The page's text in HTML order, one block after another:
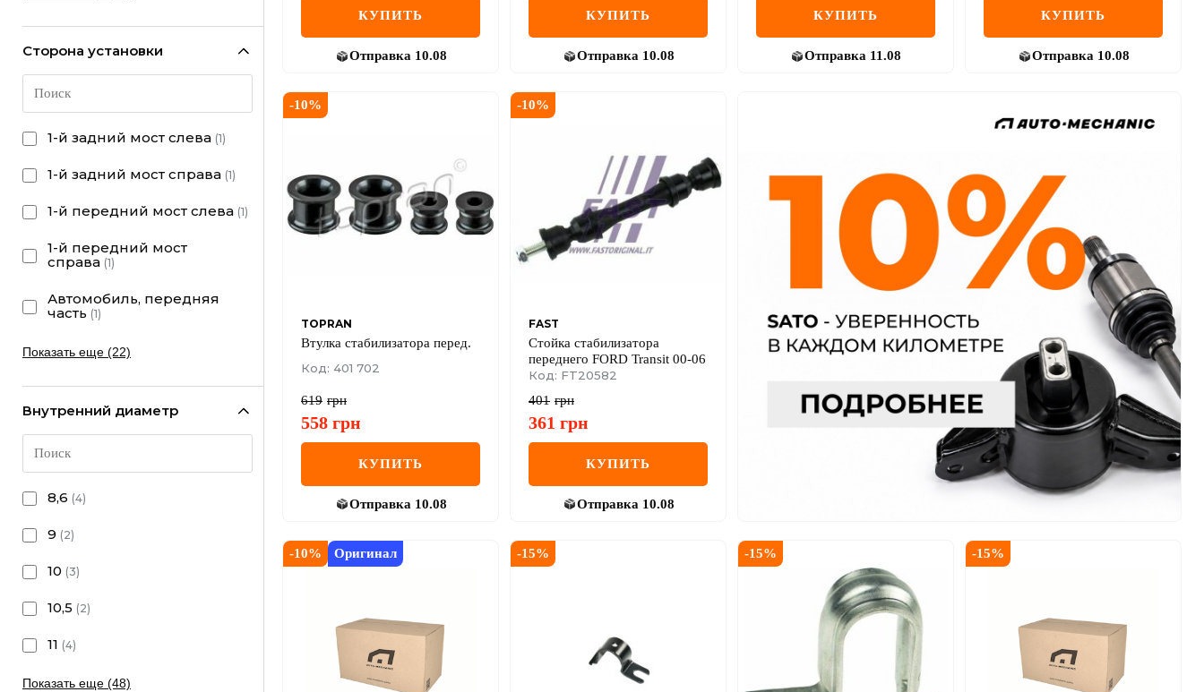
Сторона установки
1-й задний мост слева (1)
1-й задний мост справа (1)
1-й передний мост слева (1)
1-й передний мост
справа (1)
Автомобиль, передняя
часть (1)
Показать еще (22)
Внутренний диаметр
8,6 (4)
9 (2)
10 (3)
10,5 (2)
11 (4)
Показать еще (48)
КУПИТЬ
Отправка 10.08
КУПИТЬ
Отправка 10.08
КУПИТЬ
Отправка 11.08
КУПИТЬ
Отправка 10.08
-10%
TOPRAN
Втулка стабилизатора перед.
Код: 401 702
619 грн
558 грн
КУПИТЬ
Отправка 10.08
-10%
FAST
Стойка стабилизатора
переднего FORD Transit 00-06
Код: FT20582
401 грн
361 грн
КУПИТЬ
Отправка 10.08
-10% Оригинал -15% -15% -15%